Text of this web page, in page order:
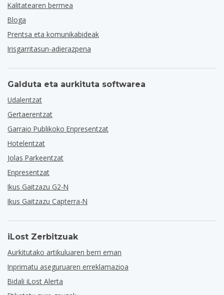
Kalitatearen bermea
Bloga
Prentsa eta komunikabideak
Irisgarritasun-adierazpena
Galduta eta aurkituta softwarea
Udalentzat
Gertaerentzat
Garraio Publikoko Enpresentzat
Hotelentzat
Jolas Parkeentzat
Enpresentzat
Ikus Gaitzazu G2-N
Ikus Gaitzazu Capterra-N
iLost Zerbitzuak
Aurkitutako artikuluaren berri eman
Inprimatu aseguruaren erreklamazioa
Bidali iLost Alerta